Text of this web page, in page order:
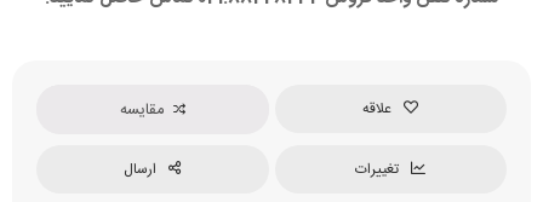
علاقه مقایسه
تغییرات ارسال